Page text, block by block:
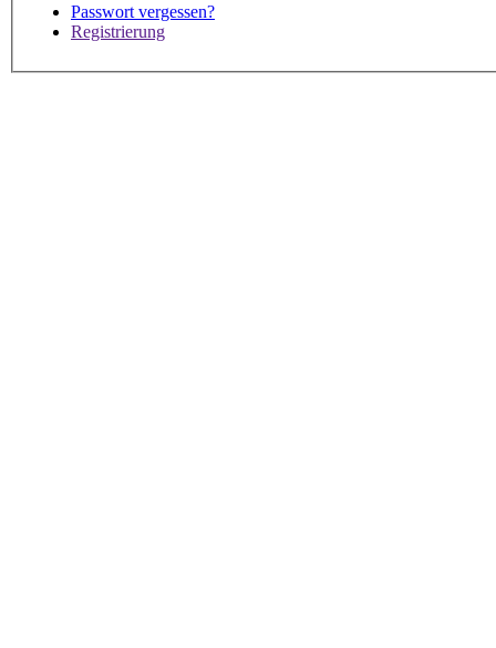
Passwort vergessen?
Registrierung